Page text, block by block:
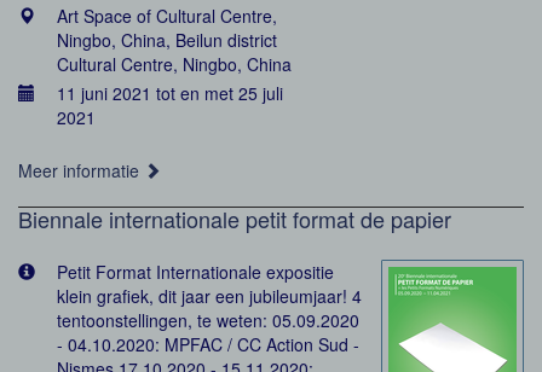
Art Space of Cultural Centre,
Ningbo, China, Beilun district
Cultural Centre, Ningbo, China
11 juni 2021 tot en met 25 juli
2021
Meer informatie
Biennale internationale petit format de papier
Petit Format Internationale expositie
klein grafiek, dit jaar een jubileumjaar! 4
tentoonstellingen, te weten: 05.09.2020
- 04.10.2020: MPFAC / CC Action Sud -